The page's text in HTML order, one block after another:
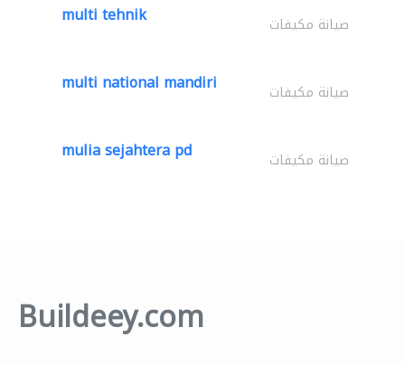
multi tehnik صيانة مكيفات
multi national mandiri صيانة مكيفات
mulia sejahtera pd صيانة مكيفات
Buildeey.com